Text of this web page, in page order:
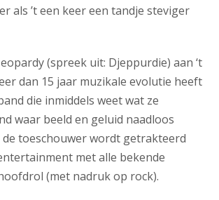
als ’t een keer een tandje steviger
(spreek uit: Djeppurdie) aan ‘t
dan 15 jaar muzikale evolutie heeft
die inmiddels weet wat ze
waar beeld en geluid naadloos
de toeschouwer wordt getrakteerd
met alle bekende
(met nadruk op rock).